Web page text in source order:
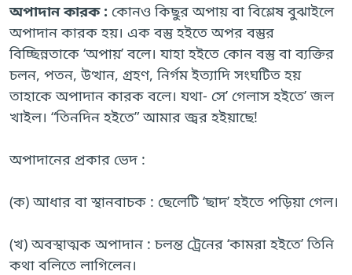
অপাদান কারক : কোনও কিছুর অপায় বা বিশ্লেষ বুঝাইলে
অপাদান কারক হয়। এক বস্তু হইতে অপর বস্তুর
বিচ্ছিন্নতাকে ‘অপায়’ বলে। যাহা হইতে কোন বস্তু বা ব্যক্তির
চলন, পতন, উত্থান, গ্রহণ, নির্গম ইত্যাদি সংঘটিত হয়
তাহাকে অপাদান কারক বলে। যথা- সে’ গেলাস হইতে’ জল
খাইল। “তিনদিন হইতে” আমার জ্বর হইয়াছে!
অপাদানের প্রকার ভেদ :
(ক) আধার বা স্থানবাচক : ছেলেটি ‘ছাদ’ হইতে পড়িয়া গেল।
(খ) অবস্থাত্মক অপাদান : চলন্ত ট্রেনের ‘কামরা হইতে’ তিনি
কথা বলিতে লাগিলেন।